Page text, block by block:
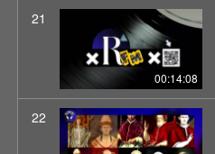
21
00:14:08
22